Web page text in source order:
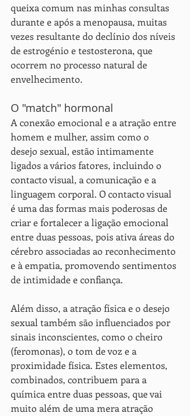
queixa comum nas minhas consultas
durante e após a menopausa, muitas
vezes resultante do declínio dos níveis
de estrogénio e testosterona, que
ocorrem no processo natural de
envelhecimento.
O "match" hormonal
A conexão emocional e a atração entre
homem e mulher, assim como o
desejo sexual, estão intimamente
ligados a vários fatores, incluindo o
contacto visual, a comunicação e a
linguagem corporal. O contacto visual
é uma das formas mais poderosas de
criar e fortalecer a ligação emocional
entre duas pessoas, pois ativa áreas do
cérebro associadas ao reconhecimento
e à empatia, promovendo sentimentos
de intimidade e confiança.
Além disso, a atração física e o desejo
sexual também são influenciados por
sinais inconscientes, como o cheiro
(feromonas), o tom de voz e a
proximidade física. Estes elementos,
combinados, contribuem para a
química entre duas pessoas, que vai
muito além de uma mera atração